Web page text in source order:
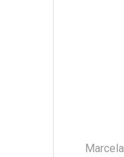
Marcela